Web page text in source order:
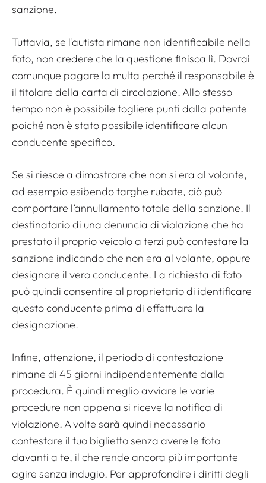
sanzione.
Tuttavia, se l’autista rimane non identificabile nella
foto, non credere che la questione finisca lì. Dovrai
comunque pagare la multa perché il responsabile è
il titolare della carta di circolazione. Allo stesso
tempo non è possibile togliere punti dalla patente
poiché non è stato possibile identificare alcun
conducente specifico.
Se si riesce a dimostrare che non si era al volante,
ad esempio esibendo targhe rubate, ciò può
comportare l’annullamento totale della sanzione. Il
destinatario di una denuncia di violazione che ha
prestato il proprio veicolo a terzi può contestare la
sanzione indicando che non era al volante, oppure
designare il vero conducente. La richiesta di foto
può quindi consentire al proprietario di identificare
questo conducente prima di effettuare la
designazione.
Infine, attenzione, il periodo di contestazione
rimane di 45 giorni indipendentemente dalla
procedura. È quindi meglio avviare le varie
procedure non appena si riceve la notifica di
violazione. A volte sarà quindi necessario
contestare il tuo biglietto senza avere le foto
davanti a te, il che rende ancora più importante
agire senza indugio. Per approfondire i diritti degli